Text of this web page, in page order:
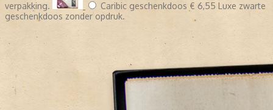
verpakking. Caribic geschenkdoos € 6,55 Luxe zwarte
geschenkdoos zonder opdruk.